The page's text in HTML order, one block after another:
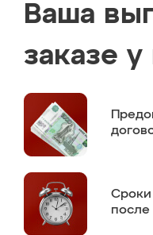
Ваша
заказе у
Сроки
после